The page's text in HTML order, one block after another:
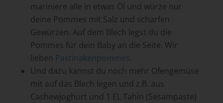
mariniere alle in etwas Öl und würze nur
deine Pommes mit Salz und scharfen
Gewürzen. Auf dem Blech legst du die
Pommes für dein Baby an die Seite. Wir
lieben Pastinakenpommes.
Und dazu kannst du noch mehr Ofengemüse
mit auf das Blech legen und z.B. aus
Cashewjoghurt und 1 EL Tahin (Sesampaste)